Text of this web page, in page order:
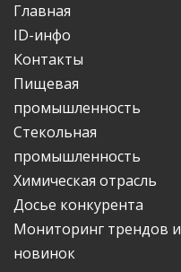
Главная
ID-инфо
Контакты
Пищевая
промышленность
Стекольная
промышленность
Химическая отрасль
Досье конкурента
Мониторинг трендов и
новинок